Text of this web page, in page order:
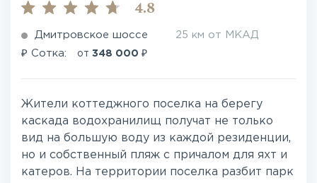
4.8
Дмитровское шоссе 25 км от МКАД
₽ Сотка: от 348 000 ₽
Жители коттеджного поселка на берегу
каскада водохранилищ получат не только
вид на большую воду из каждой резиденции,
но и собственный пляж с причалом для яхт и
катеров. На территории поселка разбит парк